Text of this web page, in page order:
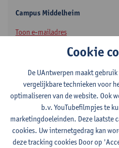
Campus Middelheim
Toon e-mailadres
2020 Antwerpen, BEL
Afdeling
Dienst Juridische Zaken
Cookie
De UAntwerpen maakt
vergelijkbare technieken voor
optimaliseren van de website. Ook
b.v. YouTubefilmpjes te
marketingdoeleinden. Deze laatste
cookies. Uw internetgedrag kan
deze tracking cookies Door op